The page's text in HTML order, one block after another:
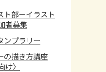
ト部ーイラスト
者募集
ンプラリー
の描き方講座
け〉